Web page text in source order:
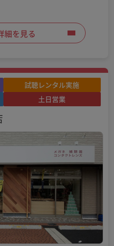
細を見る
試聴レンタル実施
土日営業